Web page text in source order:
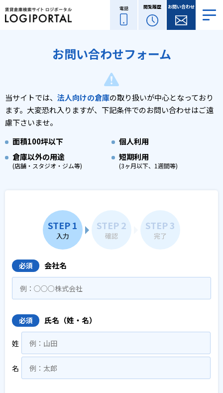
電話 閲覧履歴 お問い合わせ
お問い合わせフォーム
当サイトでは、 法人向けの倉庫の取り扱いが中心となっており
ます。 大変恐れ入りますが、下記条件でのお問い合わせはご遠
慮下さいませ。
面積100坪以下
個人利用
倉庫以外の用途
(店舗・スタジオ・ジム等)
短期利用
(3ヶ月以下、1週間等)
STEP 1
入力
STEP 2
確認
STEP 3
完了
必須 会社名
必須 氏名（姓・名）
姓
名